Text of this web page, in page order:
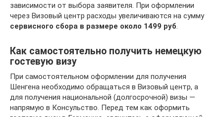
зависимости от выбора заявителя. При оформлении
через Визовый центр расходы увеличиваются на сумму
сервисного сбора в размере около 1499 руб
Как самостоятельно получить немецкую
гостевую визу
При самостоятельном оформлении для получения
Шенгена необходимо обращаться в Визовый центр, а
для получения национальной (долгосрочной) визы —
напрямую в Консульство. Перед тем как оформить